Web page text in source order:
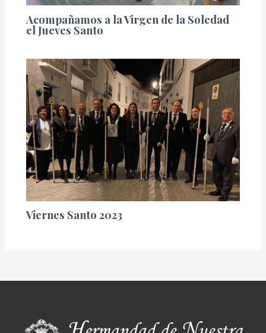
Acompañamos a la Virgen de la Soledad
el Jueves Santo
Viernes Santo 2023